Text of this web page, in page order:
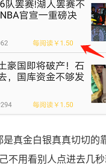
真金白银真真切切的
不用看别人点进去几